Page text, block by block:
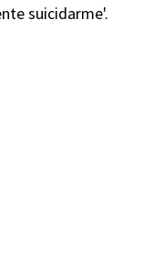
suicidarme'.